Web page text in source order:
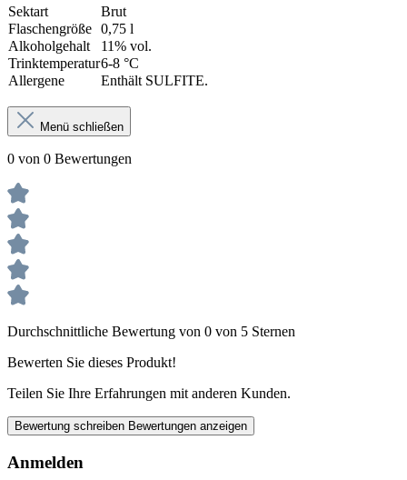
Sektart
Brut
Flaschengröße 0,75 l
Alkoholgehalt
11% vol.
Trinktemperatur6-8 °C
Allergene
Enthält SULFITE.
Menü schließen
0 von 0 Bewertungen
Durchschnittliche Bewertung von 0 von 5 Sternen
Bewerten Sie dieses Produkt!
Teilen Sie Ihre Erfahrungen mit anderen Kunden.
Bewertung schreiben Bewertungen anzeigen
Anmelden